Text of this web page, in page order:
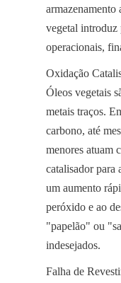
armazenamento
vegetal introduz
operacionais,
Oxidação
Óleos vegetais
metais traços.
carbono, até
menores atuam
catalisador para
um aumento
peróxido e ao
"papelão" ou
indesejados.
Falha de